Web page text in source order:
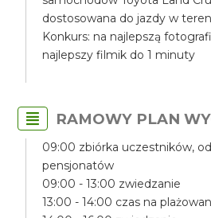
dostosowana do jazdy w
Konkurs: na najlepszą
najlepszy filmik do 1 minuty
RAMOWY PLAN
09:00 zbiórka uczestników,
pensjonatów
09:00 - 13:00 zwiedzanie
13:00 - 14:00 czas na